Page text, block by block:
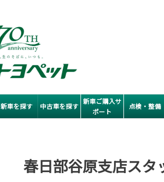
新車を探す 中古車を探す
新車ご購入サ
ポート
点検・整備
春日部谷原支店スタ